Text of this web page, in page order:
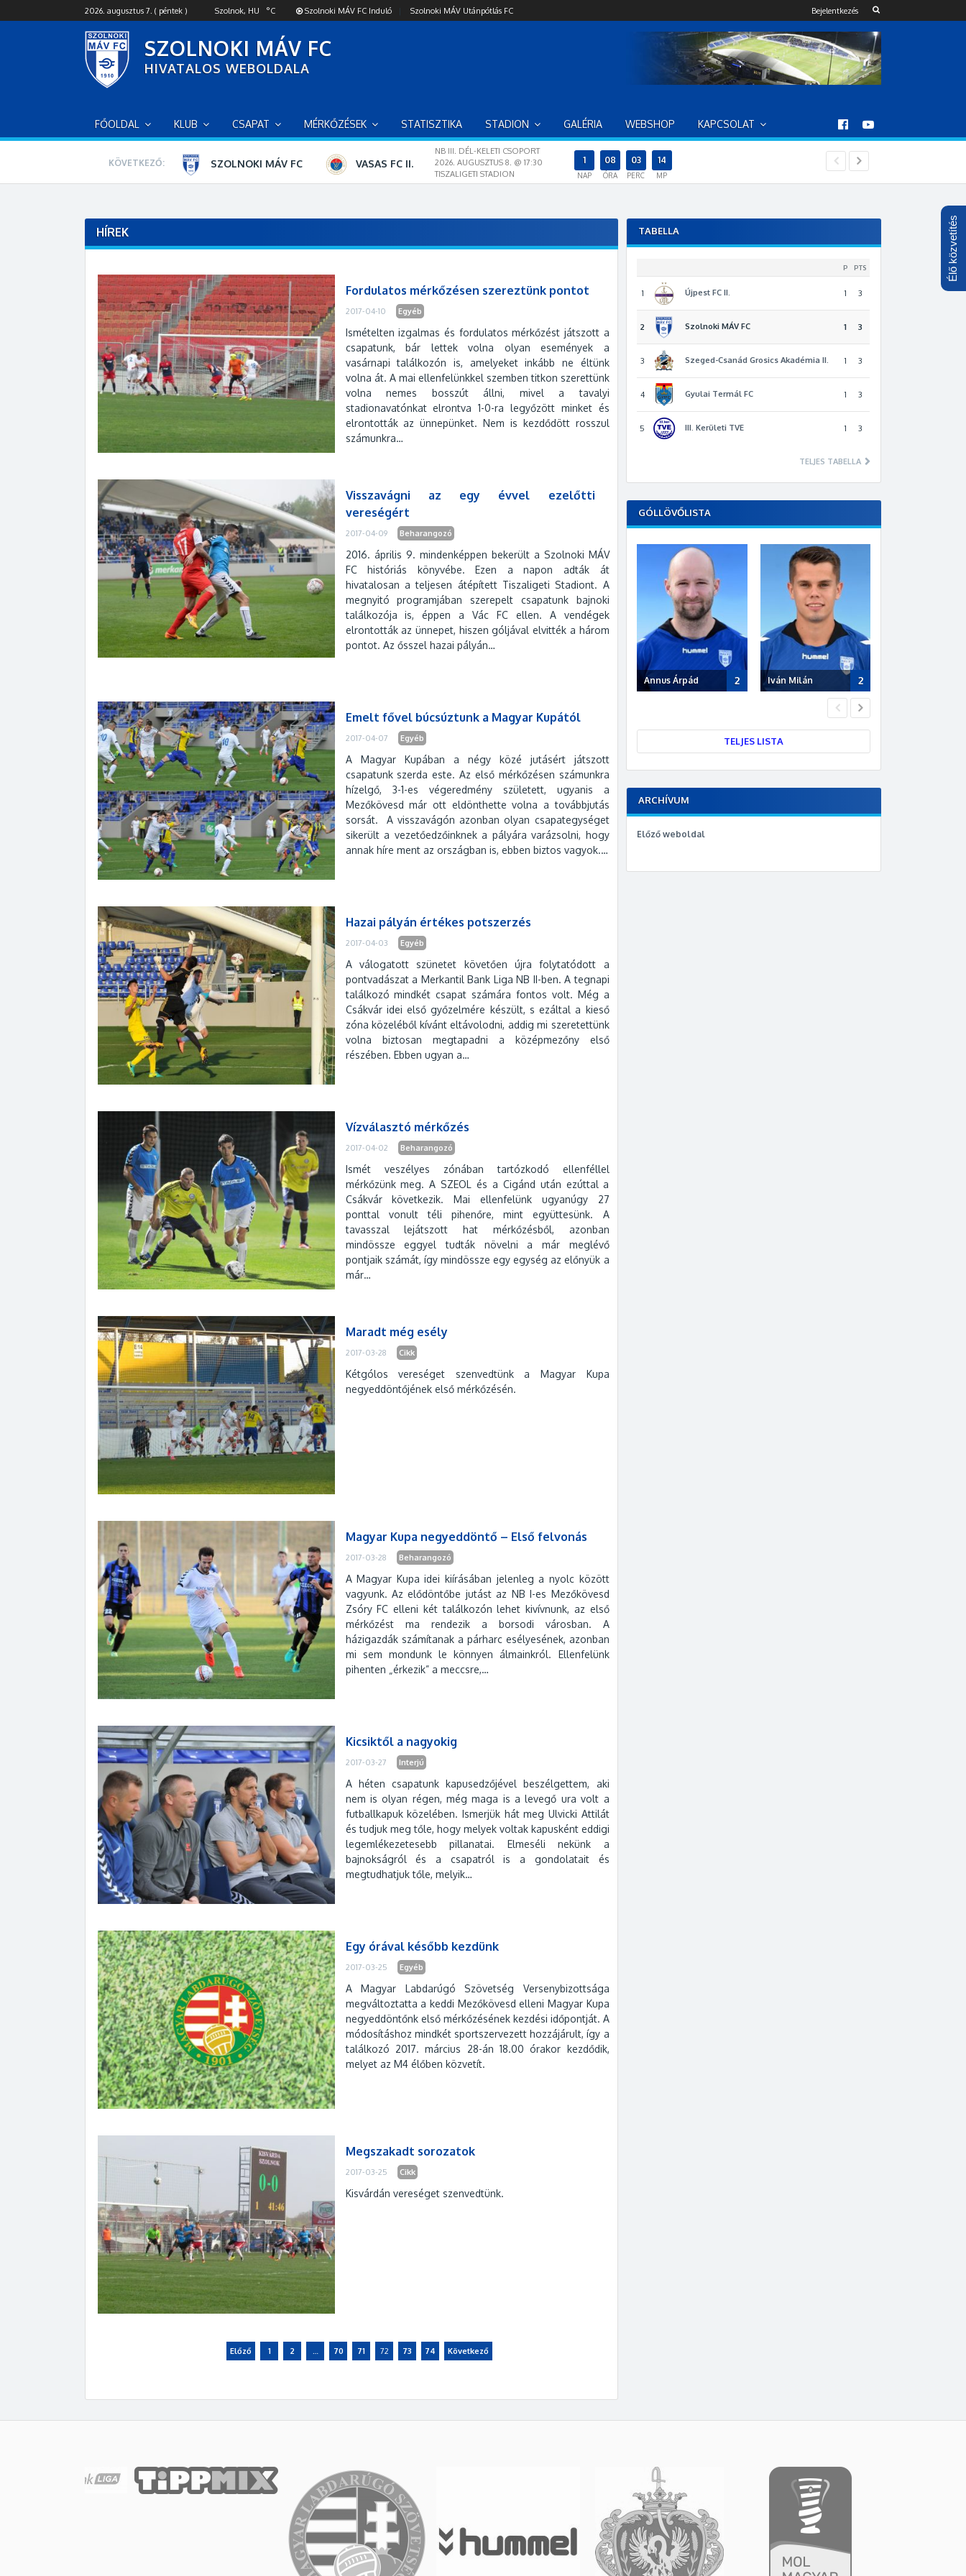
k
t
2026. augusztus 7. ( péntek ) Szolnok, HU °C Bejelentkezés
Szolnoki MÁV FC Induló | Szolnoki MÁV Utánpótlás FC
SZOLNOKI MÁV FC
HIVATALOS WEBOLDALA
FŐOLDAL KLUB CSAPAT MÉRKŐZÉSEK STATISZTIKA STADION GALÉRIA WEBSHOP KAPCSOLAT
KÖVETKEZŐ: SZOLNOKI MÁV FC VASAS FC II.
NB III. DÉL-KELETI CSOPORT
2026. AUGUSZTUS 8. @ 17:30
TISZALIGETI STADION
1
NAP
08
ÓRA
03
PERC
13
MP
HÍREK
Fordulatos mérkőzésen szereztünk pontot
2017-04-10 Egyéb
Ismételten izgalmas és fordulatos mérkőzést játszott a
csapatunk, bár lettek volna olyan események a
vasárnapi találkozón is, amelyeket inkább ne éltünk
volna át. A mai ellenfelünkkel szemben titkon szerettünk
volna nemes bosszút állni, mivel a tavalyi
stadionavatónkat elrontva 1-0-ra legyőzött minket és
elrontották az ünnepünket. Nem is kezdődött rosszul
számunkra…
Visszavágni az egy évvel ezelőtti
vereségért
2017-04-09 Beharangozó
2016. április 9. mindenképpen bekerült a Szolnoki MÁV
FC históriás könyvébe. Ezen a napon adták át
hivatalosan a teljesen átépített Tiszaligeti Stadiont. A
megnyitó programjában szerepelt csapatunk bajnoki
találkozója is, éppen a Vác FC ellen. A vendégek
elrontották az ünnepet, hiszen góljával elvitték a három
pontot. Az ősszel hazai pályán…
Emelt fővel búcsúztunk a Magyar Kupától
2017-04-07 Egyéb
A Magyar Kupában a négy közé jutásért játszott
csapatunk szerda este. Az első mérkőzésen számunkra
hízelgő, 3-1-es végeredmény született, ugyanis a
Mezőkövesd már ott eldönthette volna a továbbjutás
sorsát. A visszavágón azonban olyan csapategységet
sikerült a vezetőedzőinknek a pályára varázsolni, hogy
annak híre ment az országban is, ebben biztos vagyok.…
Hazai pályán értékes potszerzés
2017-04-03 Egyéb
A válogatott szünetet követően újra folytatódott a
pontvadászat a Merkantil Bank Liga NB II-ben. A tegnapi
találkozó mindkét csapat számára fontos volt. Még a
Csákvár idei első győzelmére készült, s ezáltal a kieső
zóna közeléből kívánt eltávolodni, addig mi szeretettünk
volna biztosan megtapadni a középmezőny első
részében. Ebben ugyan a…
Vízválasztó mérkőzés
2017-04-02 Beharangozó
Ismét veszélyes zónában tartózkodó ellenféllel
mérkőzünk meg. A SZEOL és a Cigánd után ezúttal a
Csákvár következik. Mai ellenfelünk ugyanúgy 27
ponttal vonult téli pihenőre, mint együttesünk. A
tavasszal lejátszott hat mérkőzésből, azonban
mindössze eggyel tudták növelni a már meglévő
pontjaik számát, így mindössze egy egység az előnyük a
már…
Maradt még esély
2017-03-28 Cikk
Kétgólos vereséget szenvedtünk a Magyar Kupa
negyeddöntőjének első mérkőzésén.
Magyar Kupa negyeddöntő – Első felvonás
2017-03-28 Beharangozó
A Magyar Kupa idei kiírásában jelenleg a nyolc között
vagyunk. Az elődöntőbe jutást az NB I-es Mezőkövesd
Zsóry FC elleni két találkozón lehet kivívnunk, az első
mérkőzést ma rendezik a borsodi városban. A
házigazdák számítanak a párharc esélyesének, azonban
mi sem mondunk le könnyen álmainkról. Ellenfelünk
pihenten „érkezik” a meccsre,…
Kicsiktől a nagyokig
2017-03-27 Interjú
A héten csapatunk kapusedzőjével beszélgettem, aki
nem is olyan régen, még maga is a levegő ura volt a
futballkapuk közelében. Ismerjük hát meg Ulvicki Attilát
és tudjuk meg tőle, hogy melyek voltak kapusként eddigi
legemlékezetesebb pillanatai. Elmeséli nekünk a
bajnokságról és a csapatról is a gondolatait és
megtudhatjuk tőle, melyik…
Egy órával később kezdünk
2017-03-25 Egyéb
A Magyar Labdarúgó Szövetség Versenybizottsága
megváltoztatta a keddi Mezőkövesd elleni Magyar Kupa
negyeddöntőnk első mérkőzésének kezdési időpontját. A
módosításhoz mindkét sportszervezett hozzájárult, így a
találkozó 2017. március 28-án 18.00 órakor kezdődik,
melyet az M4 élőben közvetít.
Megszakadt sorozatok
2017-03-25 Cikk
Kisvárdán vereséget szenvedtünk.
Előző 1 2 … 70 71 72 73 74 Következő
TABELLA
P PTS
1 Újpest FC II. 1 3
2 Szolnoki MÁV FC 1 3
3 Szeged-Csanád Grosics Akadémia II. 1 3
4 Gyulai Termál FC 1 3
5 III. Kerületi TVE 1 3
TELJES TABELLA
GÓLLÖVŐLISTA
Annus Árpád 2 Iván Milán 2
TELJES LISTA
ARCHÍVUM
Előző weboldal
Élő közvetítés